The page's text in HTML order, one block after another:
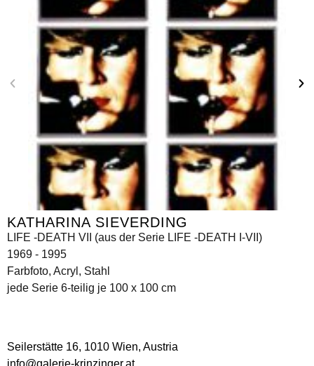
KATHARINA SIEVERDING
LIFE -DEATH VII (aus der Serie LIFE -DEATH I-VII)
1969 - 1995
Farbfoto, Acryl, Stahl
jede Serie 6-teilig je 100 x 100 cm
Seilerstätte 16, 1010 Wien, Austria
info@galerie-krinzinger.at